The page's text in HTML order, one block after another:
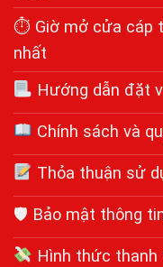
⏱ Giờ mở cửa cáp
nhất
Hướng dẫn đặt
Chính sách và
Thỏa thuận sử
🛡 Bảo mật thông
Hình thức thanh